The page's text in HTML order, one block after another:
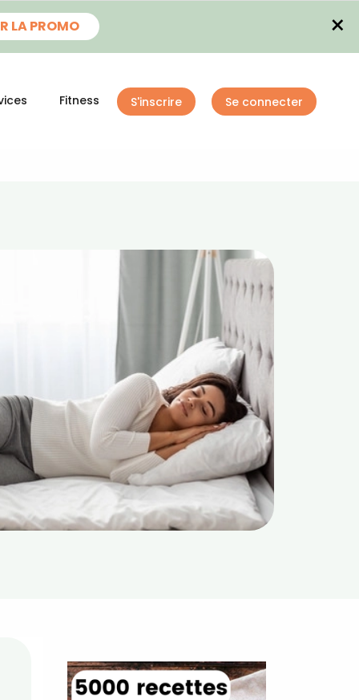
LA PROMO ×
Fitness S'inscrire Se connecter